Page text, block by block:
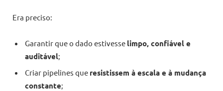
Era preciso:
Garantir que o dado estivesse limpo, confiável e
auditável;
Criar pipelines que resistissem à escala e à mudança
constante;